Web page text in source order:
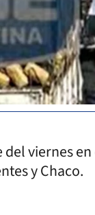
viernes en
y Chaco.